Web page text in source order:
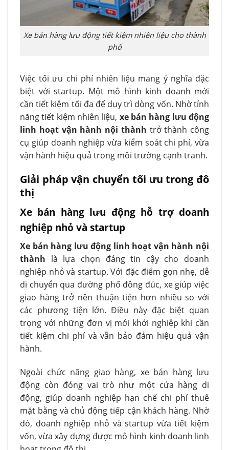
Xe bán hàng lưu động tiết kiệm nhiên liệu cho thành
phố
Việc tối ưu chi phí nhiên liệu mang ý nghĩa đặc
biệt với startup. Một mô hình kinh doanh mới
cần tiết kiệm tối đa để duy trì dòng vốn. Nhờ tính
năng tiết kiệm nhiên liệu, xe bán hàng lưu động
linh hoạt vận hành nội thành trở thành công
cụ giúp doanh nghiệp vừa kiểm soát chi phí, vừa
vận hành hiệu quả trong môi trường cạnh tranh.
Giải pháp vận chuyển tối ưu trong đô
thị
Xe bán hàng lưu động hỗ trợ doanh
nghiệp nhỏ và startup
Xe bán hàng lưu động linh hoạt vận hành nội
thành là lựa chọn đáng tin cậy cho doanh
nghiệp nhỏ và startup. Với đặc điểm gọn nhẹ, dễ
di chuyển qua đường phố đông đúc, xe giúp việc
giao hàng trở nên thuận tiện hơn nhiều so với
các phương tiện lớn. Điều này đặc biệt quan
trọng với những đơn vị mới khởi nghiệp khi cần
tiết kiệm chi phí và vẫn bảo đảm hiệu quả vận
hành.
Ngoài chức năng giao hàng, xe bán hàng lưu
động còn đóng vai trò như một cửa hàng di
động, giúp doanh nghiệp hạn chế chi phí thuê
mặt bằng và chủ động tiếp cận khách hàng. Nhờ
đó, doanh nghiệp nhỏ và startup vừa tiết kiệm
vốn, vừa xây dựng được mô hình kinh doanh linh